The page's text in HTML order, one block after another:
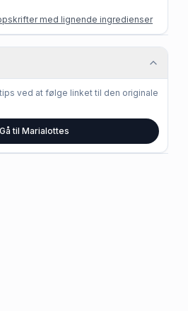
med lignende ingredienser
ved at følge linket til den originale
Gå til Marialottes